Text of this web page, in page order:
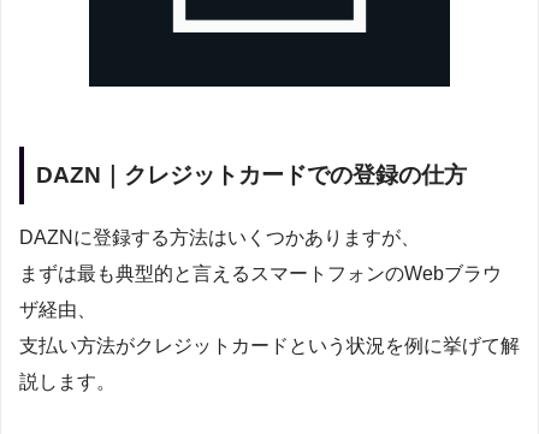
DAZN｜クレジットカードでの登録の仕方
DAZNに登録する方法はいくつかありますが、
まずは最も典型的と言えるスマートフォンのWebブラウ
ザ経由、
支払い方法がクレジットカードという状況を例に挙げて解
説します。